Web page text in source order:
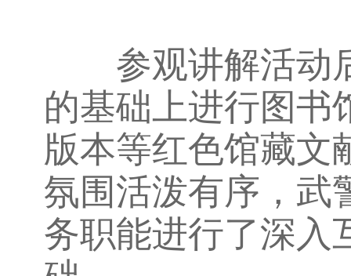
参观讲解活动后
的基础上进行图书
版本等红色馆藏文
氛围活泼有序，武
务职能进行了深入